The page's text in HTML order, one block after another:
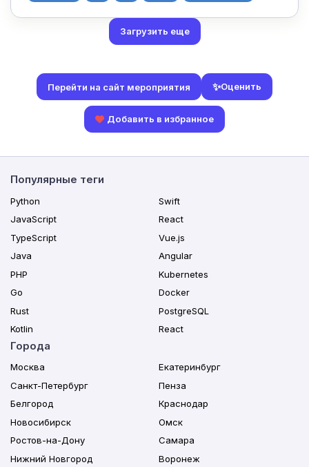
Загрузить еще
Перейти на сайт мероприятия ✨Оценить
Добавить в избранное
Популярные теги
Python
JavaScript
TypeScript
Java
PHP
Go
Rust
Kotlin
Swift
React
Vue.js
Angular
Kubernetes
Docker
PostgreSQL
React
Города
Москва
Санкт-Петербург
Белгород
Новосибирск
Ростов-на-Дону
Нижний Новгород
Екатеринбург
Пенза
Краснодар
Омск
Самара
Воронеж